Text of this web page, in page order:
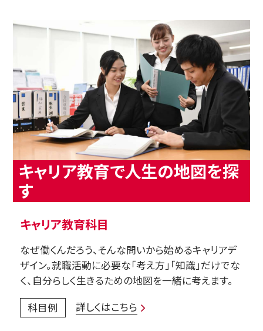
キャリア教育で人生の地図を探
す
キャリア教育科目
なぜ働くんだろう、そんな問いから始めるキャリアデ
ザイン。就職活動に必要な「考え方」「知識」だけでな
く、自分らしく生きるための地図を一緒に考えます。
科目例
詳しくはこちら